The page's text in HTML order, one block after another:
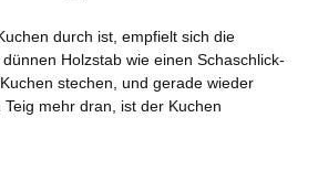
durch ist, empfielt sich die
Holzstab wie einen Schaschlick-
stechen, und gerade wieder
mehr dran, ist der Kuchen